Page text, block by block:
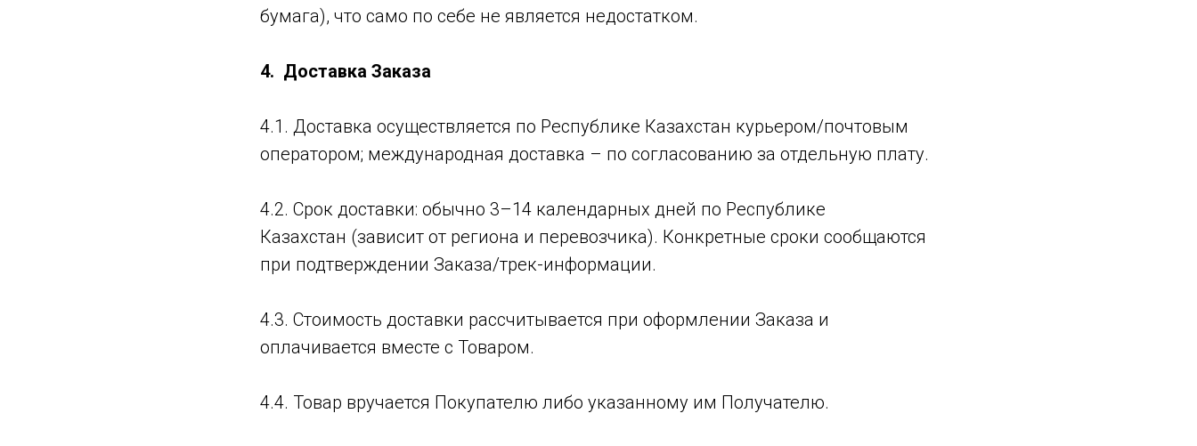
бумага), что само по себе не является недостатком.
4. Доставка Заказа
4.1. Доставка осуществляется по Республике Казахстан курьером/почтовым
оператором; международная доставка – по согласованию за отдельную плату.
4.2. Срок доставки: обычно 3–14 календарных дней по Республике
Казахстан (зависит от региона и перевозчика). Конкретные сроки сообщаются
при подтверждении Заказа/трек-информации.
4.3. Стоимость доставки рассчитывается при оформлении Заказа и
оплачивается вместе с Товаром.
4.4. Товар вручается Покупателю либо указанному им Получателю.